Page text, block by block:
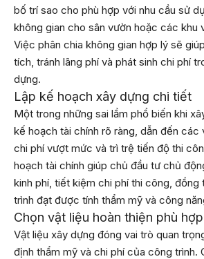
bố trí sao cho phù hợp với nhu cầu sử
không gian cho sân vườn hoặc các khu
Việc phân chia không gian hợp lý sẽ
tích, tránh lãng phí và phát sinh chi phí
dựng.
Lập kế hoạch xây dựng chi tiết
Một trong những sai lầm phổ biến khi
kế hoạch tài chính rõ ràng, dẫn đến các
chi phí vượt mức và trì trệ tiến độ thi
hoạch tài chính giúp chủ đầu tư chủ
kinh phí, tiết kiệm chi phí thi công, đồng
trình đạt được tính thẩm mỹ và công
Chọn vật liệu hoàn thiện phù hợp
Vật liệu xây dựng đóng vai trò quan
định thẩm mỹ và chi phí của công trình.